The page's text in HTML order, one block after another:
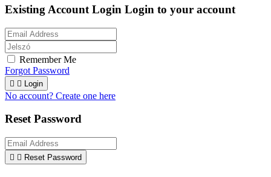
Existing Account Login Login to your account
Remember Me
Forgot Password
  Login
No account? Create one here
Reset Password
  Reset Password